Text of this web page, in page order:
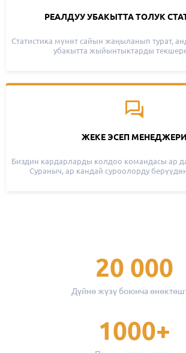
РЕАЛДУУ УБАКЫТТА ТОЛУК
Статистика мүнөт сайын жаңыланып турат,
убакытта жыйынтыктарды
ЖЕКЕ ЭСЕП МЕНЕДЖЕРИ
Биздин кардарларды колдоо командасы ар
Сураныч, ар кандай суроолорду
20 000
Дүйнө жүзү боюнча
1000+